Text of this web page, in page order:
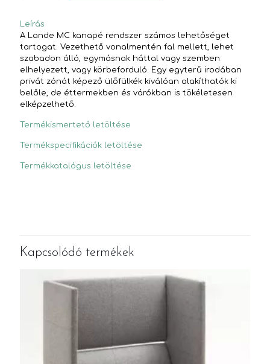
Leírás
A Lande MC kanapé rendszer számos lehetőséget
tartogat. Vezethető vonalmentén fal mellett, lehet
szabadon álló, egymásnak háttal vagy szemben
elhelyezett, vagy körbeforduló. Egy egyterű irodában
privát zónát képező ülőfülkék kiválóan alakíthatók ki
belőle, de éttermekben és várókban is tökéletesen
elképzelhető.
Termékismertető letöltése
Termékspecifikációk letöltése
Termékkatalógus letöltése
Kapcsolódó termékek